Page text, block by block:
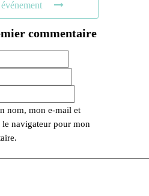
commentaire
nom, mon e-mail et
navigateur pour mon